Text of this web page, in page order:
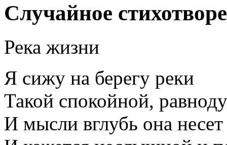
Случайное
Река жизни
Я сижу на берегу реки
Такой спокойной,
И мысли вглубь она